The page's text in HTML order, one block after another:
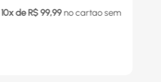
10x de R$ 99,99 no cartaosem